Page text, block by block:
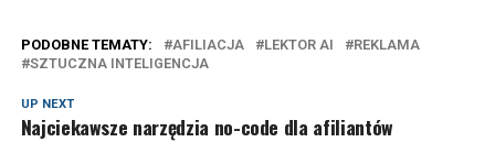
PODOBNE TEMATY: AFILIACJA LEKTOR AI
REKLAMA
SZTUCZNA INTELIGENCJA
UP NEXT
Najciekawsze narzędzia no-code dla afiliantów